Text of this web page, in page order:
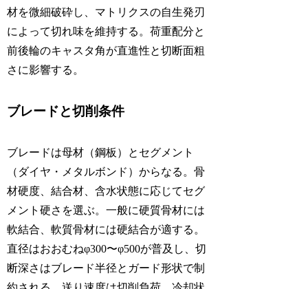
材を微細破砕し、マトリクスの自生発刃
によって切れ味を維持する。荷重配分と
前後輪のキャスタ角が直進性と切断面粗
さに影響する。
ブレードと切削条件
ブレードは母材（鋼板）とセグメント
（ダイヤ・メタルボンド）からなる。骨
材硬度、結合材、含水状態に応じてセグ
メント硬さを選ぶ。一般に硬質骨材には
軟結合、軟質骨材には硬結合が適する。
直径はおおむねφ300〜φ500が普及し、切
断深さはブレード半径とガード形状で制